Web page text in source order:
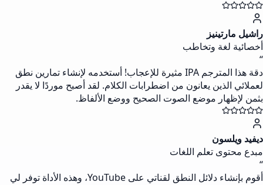
راشيل مارتينيز
أخصائية لغة وتخاطب
“
دقة هذا المترجم IPA مثيرة للإعجاب! أستخدمه لإنشاء تمارين نطق
لعملائي الذين يعانون من اضطرابات الكلام. لقد أصبح موردًا لا يقدر
بثمن لإظهار موضع الصوت الصحيح ووضع الألفاظ.
ديفيد ويلسون
مبدع محتوى تعلم اللغات
“
أقوم بإنشاء دلائل النطق لقناتي على YouTube، وهذه الأداة توفر لي